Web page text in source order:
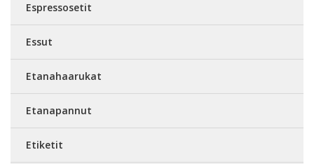
Espressosetit
Essut
Etanahaarukat
Etanapannut
Etiketit